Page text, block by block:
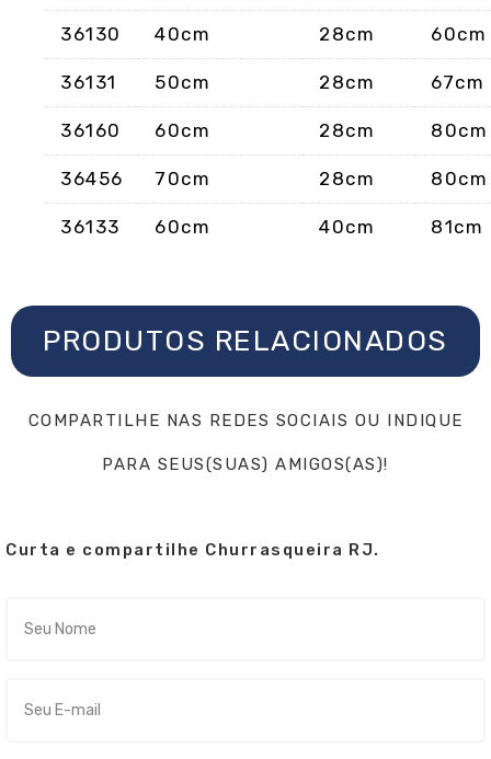
36130 40cm 28cm 60cm
36131 50cm 28cm 67cm
36160 60cm 28cm 80cm
36456 70cm 28cm 80cm
36133 60cm 40cm 81cm
PRODUTOS RELACIONADOS
COMPARTILHE NAS REDES SOCIAIS OU INDIQUE
PARA SEUS(SUAS) AMIGOS(AS)!
Curta e compartilhe Churrasqueira RJ.